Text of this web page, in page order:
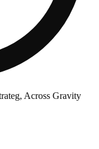
Across Gravity